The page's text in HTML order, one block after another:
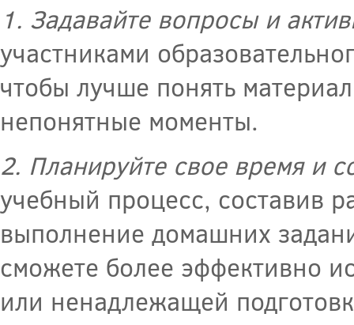
1. Задавайте вопросы и
участниками
чтобы лучше понять
непонятные моменты.
2. Планируйте свое время и
учебный процесс, составив
выполнение домашних
сможете более эффективно
или ненадлежащей